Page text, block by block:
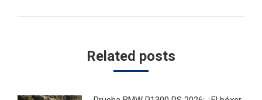
Related posts